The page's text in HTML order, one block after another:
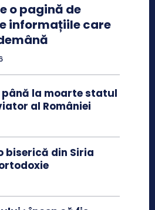
o pagină de
informațiile care
la moarte statul
al României
biserică din Siria